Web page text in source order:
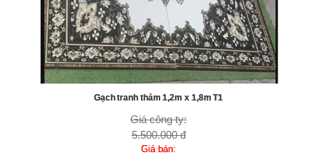
Gạch tranh thảm 1,2m x 1,8m T1
Giá công ty:
5.500.000 đ
Giá bán: